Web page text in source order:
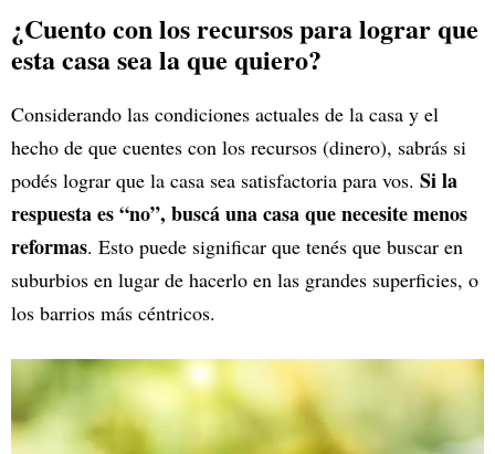
¿Cuento con los recursos para lograr que
esta casa sea la que quiero?
Considerando las condiciones actuales de la casa y el
hecho de que cuentes con los recursos (dinero), sabrás si
podés lograr que la casa sea satisfactoria para vos. Si la
respuesta es “no”, buscá una casa que necesite menos
reformas. Esto puede significar que tenés que buscar en
suburbios en lugar de hacerlo en las grandes superficies, o
los barrios más céntricos.